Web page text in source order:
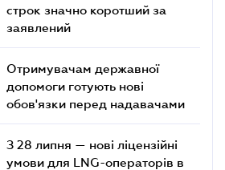
строк значно коротший за
заявлений
Отримувачам державної
допомоги готують нові
обов'язки перед надавачами
З 28 липня — нові ліцензійні
умови для LNG-операторів в